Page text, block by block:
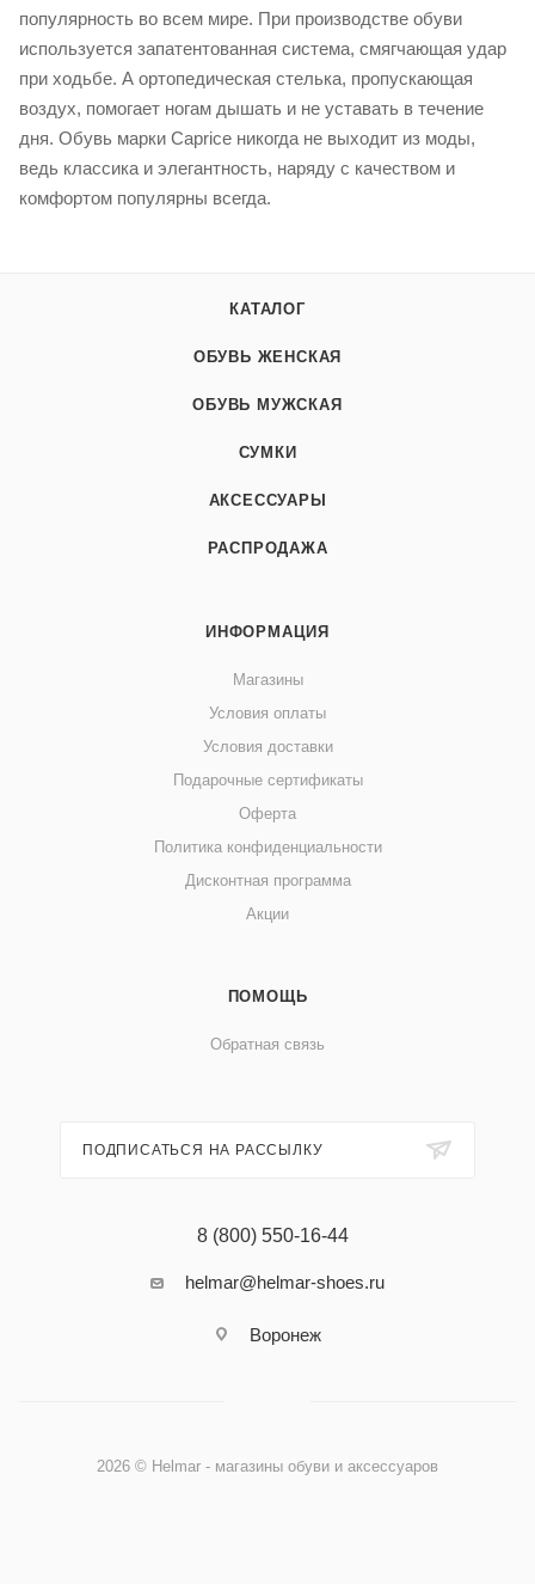
популярность во всем мире. При производстве обуви
используется запатентованная система, смягчающая удар
при ходьбе. А ортопедическая стелька, пропускающая
воздух, помогает ногам дышать и не уставать в течение
дня. Обувь марки Caprice никогда не выходит из моды,
ведь классика и элегантность, наряду с качеством и
комфортом популярны всегда.
КАТАЛОГ
ОБУВЬ ЖЕНСКАЯ
ОБУВЬ МУЖСКАЯ
СУМКИ
АКСЕССУАРЫ
РАСПРОДАЖА
ИНФОРМАЦИЯ
Магазины
Условия оплаты
Условия доставки
Подарочные сертификаты
Оферта
Политика конфиденциальности
Дисконтная программа
Акции
ПОМОЩЬ
Обратная связь
ПОДПИСАТЬСЯ НА РАССЫЛКУ
8 (800) 550-16-44
helmar@helmar-shoes.ru
Воронеж
2026 © Helmar - магазины обуви и аксессуаров